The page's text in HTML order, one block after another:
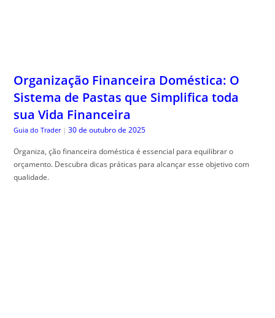
Organização Financeira Doméstica: O
Sistema de Pastas que Simplifica toda
sua Vida Financeira
Guia do Trader | 30 de outubro de 2025
Organiza, ção financeira doméstica é essencial para equilibrar o
orçamento. Descubra dicas práticas para alcançar esse objetivo com
qualidade.